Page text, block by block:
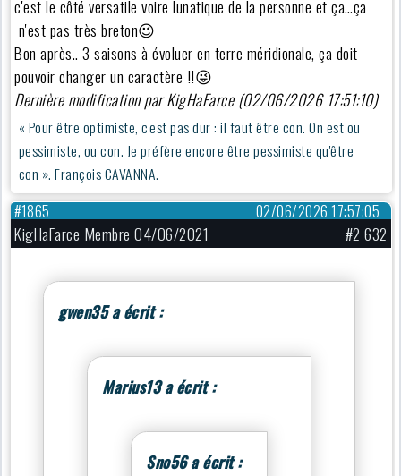
c'est le côté versatile voire lunatique de la personne et ça…ça
n'est pas très breton😉
Bon après.. 3 saisons à évoluer en terre méridionale, ça doit
pouvoir changer un caractère !!😜
Dernière modification par KigHaFarce (02/06/2026 17:51:10)
« Pour être optimiste, c'est pas dur : il faut être con. On est ou
pessimiste, ou con. Je préfère encore être pessimiste qu'être
con ». François CAVANNA.
02/06/2026 17:57:05
#1865
KigHaFarce Membre 04/06/2021 #2 632
gwen35 a écrit :
Marius13 a écrit :
Sno56 a écrit :